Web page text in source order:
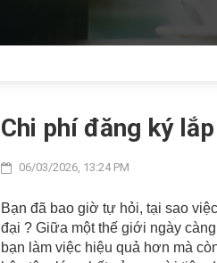
Chi phí đăng ký
06/03/2026, 13:24 PM
Bạn đã bao giờ tự hỏi, tại sao việc
đại ? Giữa một thế giới ngày
bạn làm việc hiệu quả hơn mà